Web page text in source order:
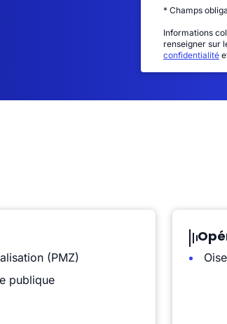
* Champs
Informations
renseigner sur
confidentialité
(PMZ)
publique